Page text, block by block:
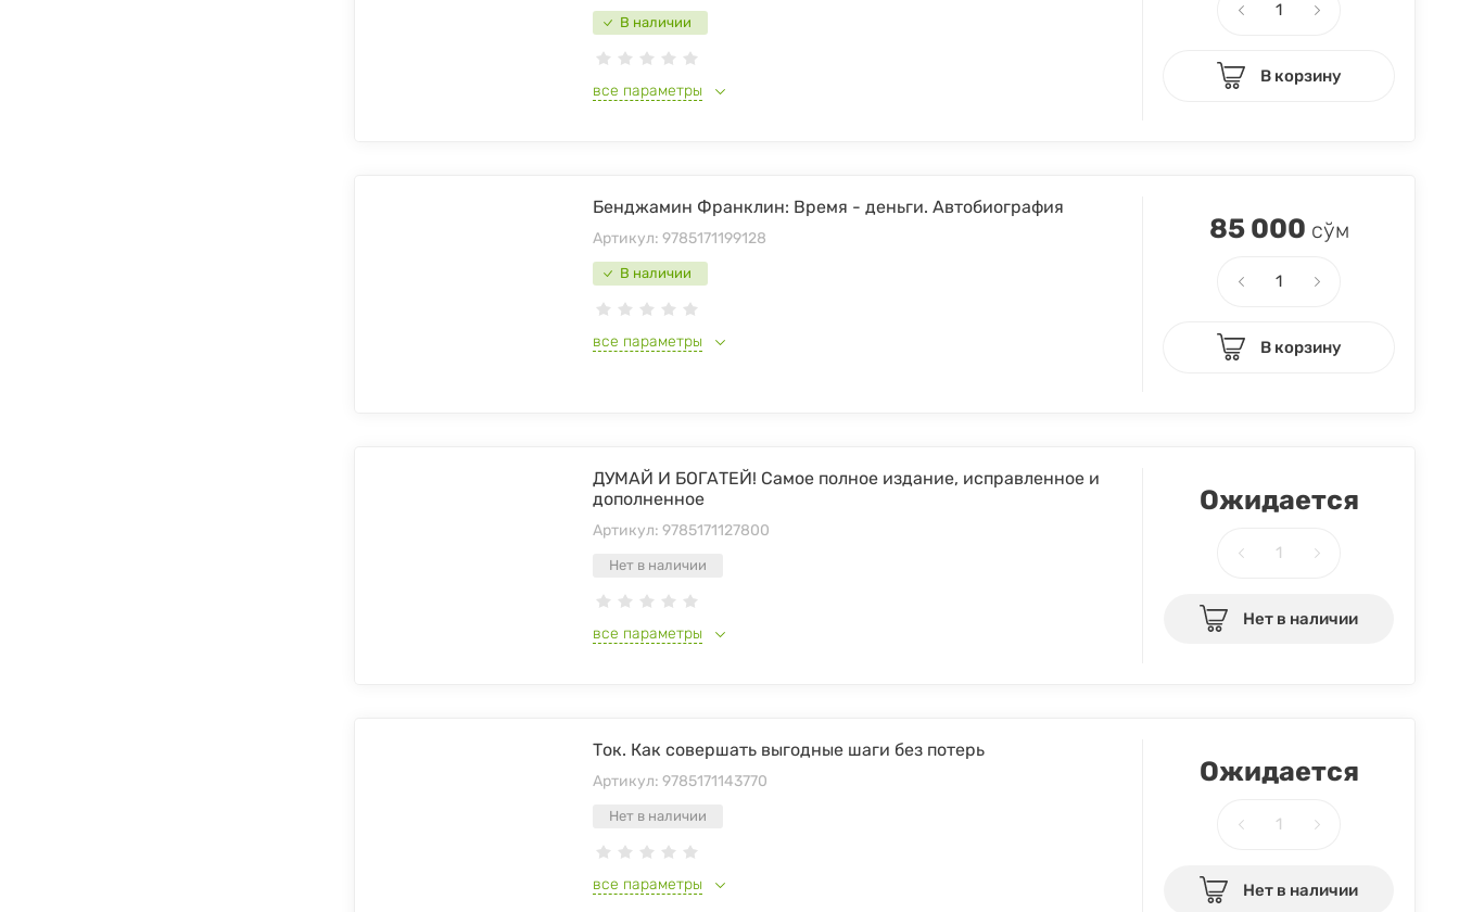
В наличии
все параметры
В корзину
В наличии
Бенджамин Франклин: Время - деньги. Автобиография
Артикул: 9785171199128
все параметры
85 000 сўм
В корзину
Нет в наличии
ДУМАЙ И БОГАТЕЙ! Самое полное издание, исправленное и
дополненное
Артикул: 9785171127800
все параметры
Ожидается
Нет в наличии
Нет в наличии
Ток. Как совершать выгодные шаги без потерь
Артикул: 9785171143770
все параметры
Ожидается
Нет в наличии